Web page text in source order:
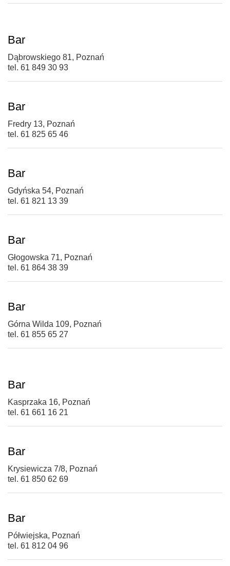
Bar
Dąbrowskiego 81, Poznań
tel. 61 849 30 93
Bar
Fredry 13, Poznań
tel. 61 825 65 46
Bar
Gdyńska 54, Poznań
tel. 61 821 13 39
Bar
Głogowska 71, Poznań
tel. 61 864 38 39
Bar
Górna Wilda 109, Poznań
tel. 61 855 65 27
Bar
Kasprzaka 16, Poznań
tel. 61 661 16 21
Bar
Krysiewicza 7/8, Poznań
tel. 61 850 62 69
Bar
Półwiejska, Poznań
tel. 61 812 04 96